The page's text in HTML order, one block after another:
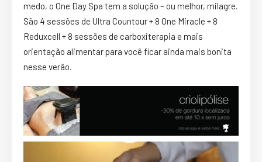
medo, o One Day Spa tem a solução – ou melhor, milagre.
São 4 sessões de Ultra Countour + 8 One Miracle + 8
Reduxcell + 8 sessões de carboxiterapia e mais
orientação alimentar para você ficar ainda mais bonita
nesse verão.